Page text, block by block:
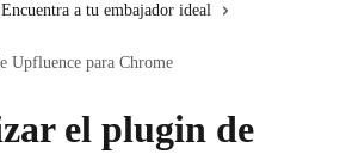
Encuentra a tu embajador ideal
Upfluence para Chrome
el plugin de